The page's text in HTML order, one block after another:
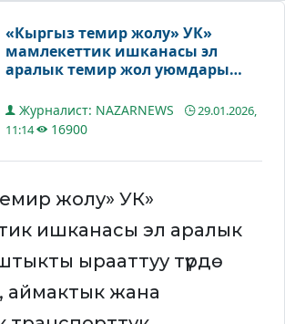
«Кыргыз темир жолу» УК»
мамлекеттик ишканасы эл
аралык темир жол уюмдары
Журналист: NAZARNEWS
29.01.2026,
11:14
16900
жолу» УК»
ишканасы эл аралык
ырааттуу түрдө
аймактык жана